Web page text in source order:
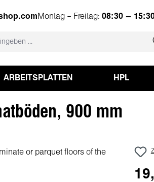
Montag – Freitag: 08:30 –
ARBEITSPLATTEN HPL
900 mm